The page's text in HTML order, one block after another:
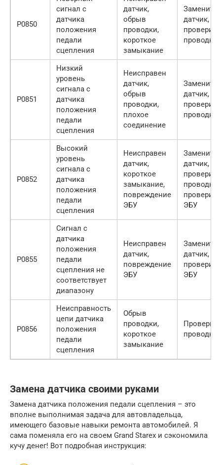
P0850
сигнал с
датчика
положения
педали
сцепления
датчик,
обрыв
проводки,
короткое
замыкание
Заменить
датчик,
проверить
проводку
P0851
Низкий
уровень
сигнала с
датчика
положения
педали
сцепления
Неисправен
датчик,
обрыв
проводки,
плохое
соединение
Заменить
датчик,
проверить
проводку
P0852
Высокий
уровень
сигнала с
датчика
положения
педали
сцепления
Неисправен
датчик,
короткое
замыкание,
повреждение
ЭБУ
Заменить
датчик,
проверить
проводку,
проверить
ЭБУ
P0855
Сигнал с
датчика
положения
педали
сцепления не
соответствует
диапазону
Неисправен
датчик,
повреждение
ЭБУ
Заменить
датчик,
проверить
ЭБУ
P0856
Неисправность
цепи датчика
положения
педали
сцепления
Обрыв
проводки,
короткое
замыкание
Проверить
проводку
Замена датчика своими руками
Замена датчика положения педали сцепления – это
вполне выполнимая задача для автовладельца,
имеющего базовые навыки ремонта автомобилей. Я
сама поменяла его на своем Grand Starex и сэкономила
кучу денег! Вот подробная инструкция: